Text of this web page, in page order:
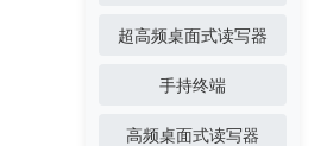
超高频桌面式读写器
手持终端
高频桌面式读写器